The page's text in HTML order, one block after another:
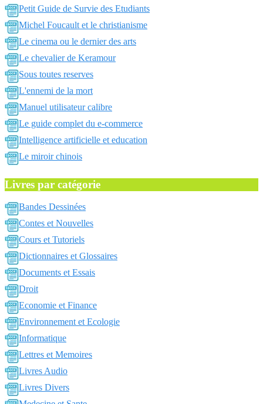
Petit Guide de Survie des Etudiants
Michel Foucault et le christianisme
Le cinema ou le dernier des arts
Le chevalier de Keramour
Sous toutes reserves
L'ennemi de la mort
Manuel utilisateur calibre
Le guide complet du e-commerce
Intelligence artificielle et education
Le miroir chinois
Livres par catégorie
Bandes Dessinées
Contes et Nouvelles
Cours et Tutoriels
Dictionnaires et Glossaires
Documents et Essais
Droit
Economie et Finance
Environnement et Ecologie
Informatique
Lettres et Memoires
Livres Audio
Livres Divers